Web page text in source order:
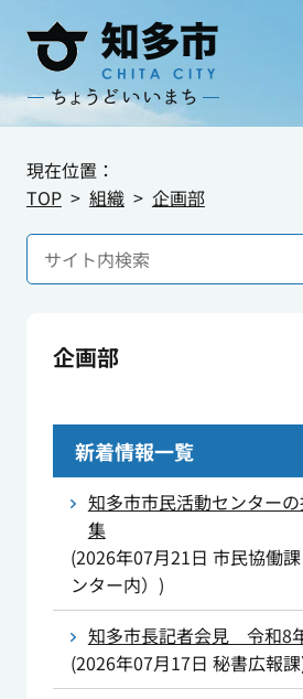
現在位置：
TOP
組織 企画部
企画部
新着情報一覧
知多市市民活動センター
集
(2026年07月21日 市民協働
ンター内） )
知多市長記者会見 令和8
(2026年07月17日 秘書広報課